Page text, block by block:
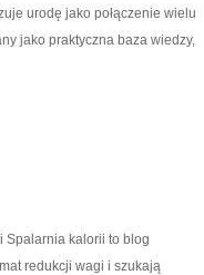
urodę jako połączenie wielu
jako praktyczna baza wiedzy,
Spalarnia kalorii to blog
redukcji wagi i szukają